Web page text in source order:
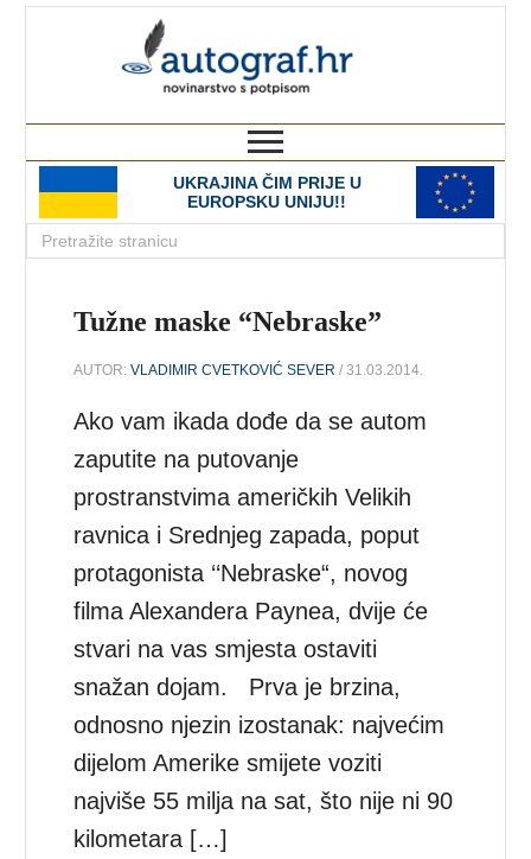
UKRAJINA ČIM PRIJE U
EUROPSKU UNIJU!!
Tužne maske “Nebraske”
AUTOR:VLADIMIR CVETKOVIĆ SEVER / 31.03.2014.
Ako vam ikada dođe da se autom
zaputite na putovanje
prostranstvima američkih Velikih
ravnica i Srednjeg zapada, poput
protagonista ‘‘Nebraske“, novog
filma Alexandera Paynea, dvije će
stvari na vas smjesta ostaviti
snažan dojam. Prva je brzina,
odnosno njezin izostanak: najvećim
dijelom Amerike smijete voziti
najviše 55 milja na sat, što nije ni 90
kilometara […]